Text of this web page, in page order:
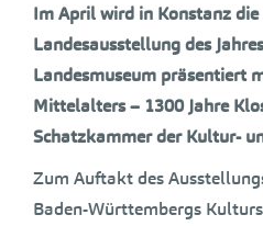
Im April wird in Konstanz die
Landesausstellung des
Landesmuseum präsentiert
Mittelalters – 1300 Jahre
Schatzkammer der Kultur-
Zum Auftakt des
Baden-Württembergs